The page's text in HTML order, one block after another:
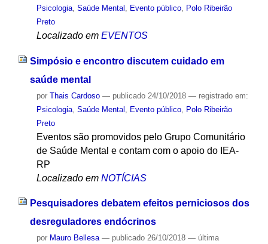
Psicologia, Saúde Mental Evento público,
Polo Ribeirão
Preto
Localizado em EVENTOS
Simpósio e encontro discutem cuidado em
saúde mental
por Thais Cardoso — publicado24/10/2018 — registrado em:
Psicologia, Saúde Mental Evento público, Polo Ribeirão
Preto
Eventos são promovidos pelo Grupo Comunitário
de Saúde Mental e contam com o apoio do IEA-
RP
Localizado em NOTÍCIAS
Pesquisadores debatem efeitos perniciosos dos
desreguladores endócrinos
por Mauro Bellesa — publicado26/10/2018 — última